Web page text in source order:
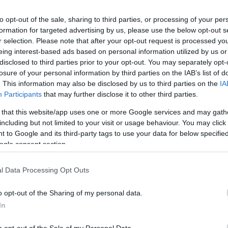
opt-out of the sale, sharing to third parties, or processing of your
for targeted advertising by us, please use the below opt-out
selection. Please note that after your opt-out request is processed
interest-based ads based on personal information utilized by us
to third parties prior to your opt-out. You may separately
of your personal information by third parties on the IAB’s list of
This information may also be disclosed by us to third parties on the
Participants that may further disclose it to other third parties.
that this website/app uses one or more Google services and may
but not limited to your visit or usage behaviour. You may
to Google and its third-party tags to use your data for below
consent section.
Data Processing Opt Outs
opt-out of the Sharing of my personal data.
a gyermekkönyvek népszerűsítése érdekében létrejövő
elindítottunk. Például konferenciát szerveztünk a
szerepelhetnek a magyartanításban. Megalapítottuk a
érdekvédelmi szövetségét, hiszen rengeteg tennivaló
megbecsülése terén. Sajnos a magyar
és egyedi könyveket hozzanak létre, olyanokat, amelyeket a
és a fantáziának tág teret hagynak.
vagy folytatni a gyermekirodalom presztízsének
nem hoztuk létre a gyermekirodalmi kutatóközpontot, amely